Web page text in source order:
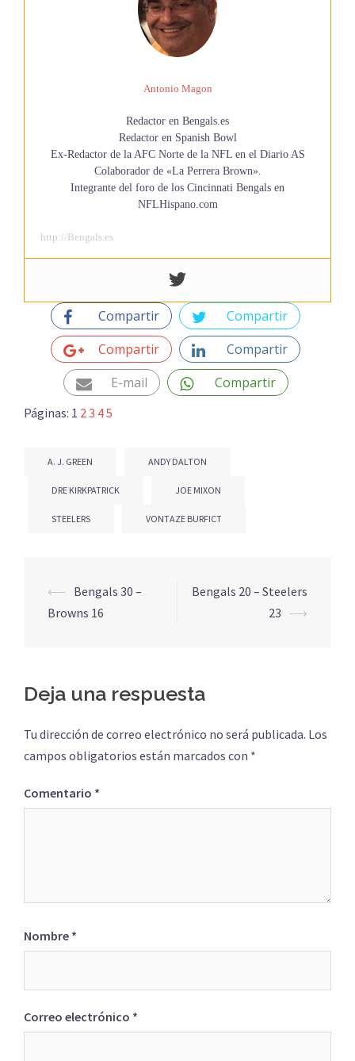
Antonio Magon
Redactor en Bengals.es
Redactor en Spanish Bowl
Ex-Redactor de la AFC Norte de la NFL en el Diario AS
Colaborador de «La Perrera Brown».
Integrante del foro de los Cincinnati Bengals en
NFLHispano.com
http://Bengals.es
Compartir
Compartir
Compartir
Compartir
E-mail
Compartir
Páginas: 1 23 45
A. J. GREEN ANDY DALTON
DRE KIRKPATRICK JOE MIXON
STEELERS VONTAZE BURFICT
Navegación
de
⟵ Bengals 30 –
Browns 16
Bengals 20 – Steelers
23 ⟶
Deja una respuesta
Tu dirección de correo electrónico no será publicada. Los
campos obligatorios están marcados con *
Comentario *
Nombre *
Correo electrónico *